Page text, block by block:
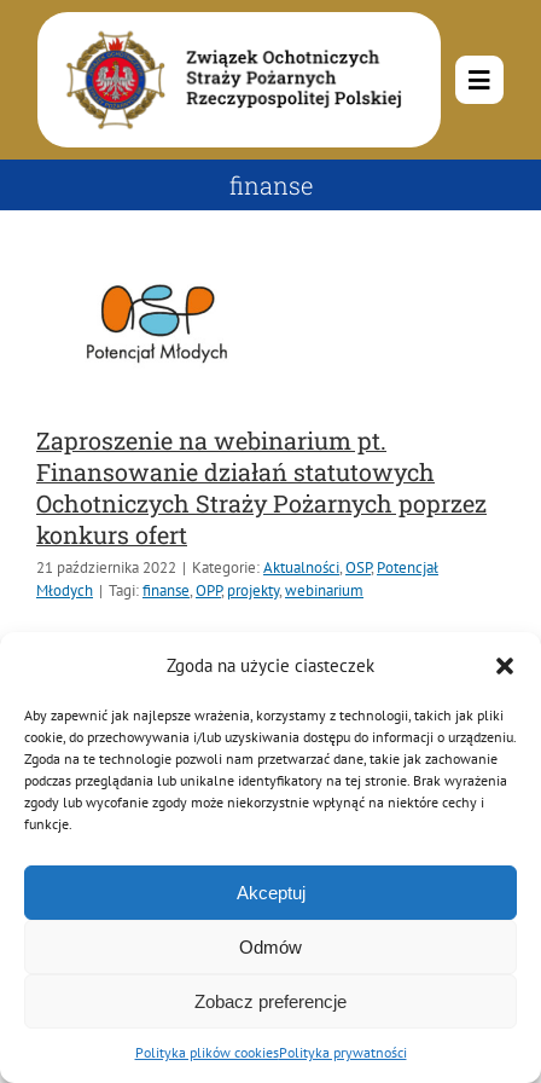
Zgoda na użycie ciasteczek
Aby zapewnić jak najlepsze wrażenia, korzystamy z technologii, takich jak pliki
cookie, do przechowywania i/lub uzyskiwania dostępu do informacji o urządzeniu.
Zgoda na te technologie pozwoli nam przetwarzać dane, takie jak zachowanie
podczas przeglądania lub unikalne identyfikatory na tej stronie. Brak wyrażenia
zgody lub wycofanie zgody może niekorzystnie wpłynąć na niektóre cechy i
funkcje.
Akceptuj
Odmów
Zobacz preferencje
Polityka plików cookiesPolityka prywatności
Przejdź
zawartości
Toggle
Rodowód
Dokumenty
Symbole
Kalendarz wydarzeń
Ochotnicze Straże Pożarne
Dzieci i młodzież
MDP i DDP
PNWM
Kultura
Floriany
Historia
Kontakt
System OSP
Poradnik
Sklep
finanse
Zaproszenie na webinarium pt.
Finansowanie działań statutowych
Ochotniczych Straży Pożarnych poprzez
konkurs ofert
21 października 2022 | Kategorie:Aktualności,OSP, Potencjał
Młodych | Tagi:finanse,OPP, projekty,webinarium
Finansowanie działań statutowych Ochotniczych Straży
Pożarnych poprzez konkurs ofert
Czytaj dalej